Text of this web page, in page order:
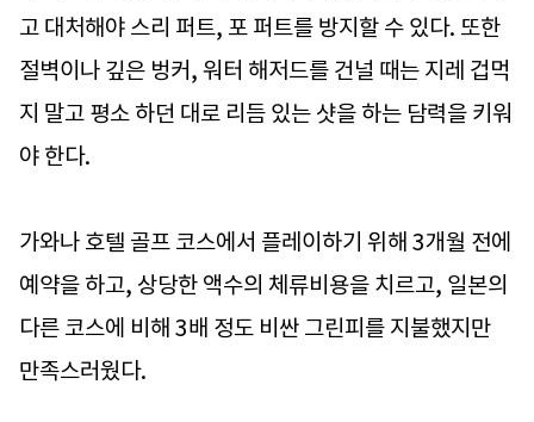
고 대처해야 스리 퍼트, 포 퍼트를 방지할 수 있다. 또한
절벽이나 깊은 벙커, 워터 해저드를 건널 때는 지레 겁먹
지 말고 평소 하던 대로 리듬 있는 샷을 하는 담력을 키워
야 한다.
가와나 호텔 골프 코스에서 플레이하기 위해 3개월 전에
예약을 하고, 상당한 액수의 체류비용을 치르고, 일본의
다른 코스에 비해 3배 정도 비싼 그린피를 지불했지만
만족스러웠다.